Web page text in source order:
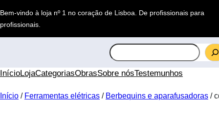
para
o
conteúdo
Bem-vindo à loja nº 1 no coração de Lisboa. De profissionais para
profissionais
S
e
a
c
InícioLojaCategoriasObrasSobre nósTestemunhos
Início / Ferramentas elétricas / Berbequins e aparafusadoras /